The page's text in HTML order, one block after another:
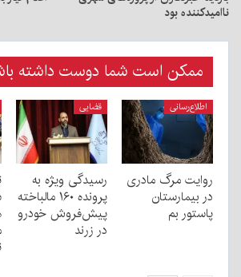
ناامید‌کننده بود
ممکن است شما دوست داشته
اطلاع‌رسانی
روایت مرگ مادری
در بیمارستان
پاستور بم
قضایی
رسیدگی ویژه به
پرونده ۱۶۰ مالباخته
پیش‌فروش خودرو
در زرند